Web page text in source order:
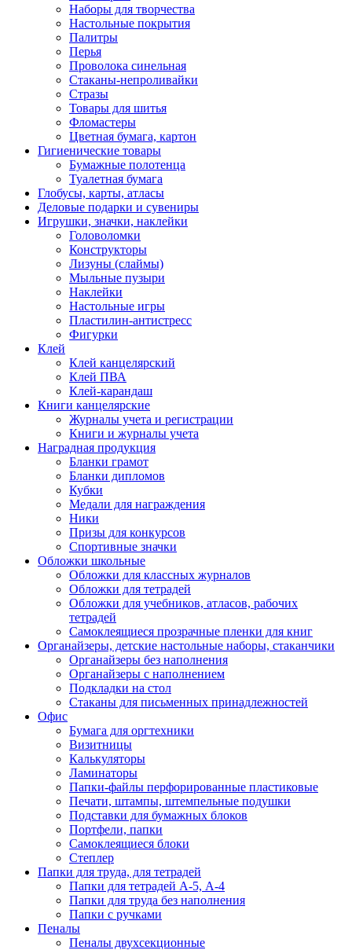
Наборы для творчества
Настольные покрытия
Палитры
Перья
Проволока синельная
Стаканы-непроливайки
Стразы
Товары для шитья
Фломастеры
Цветная бумага, картон
Гигиенические товары
Бумажные полотенца
Туалетная бумага
Глобусы, карты, атласы
Деловые подарки и сувениры
Игрушки, значки, наклейки
Головоломки
Конструкторы
Лизуны (слаймы)
Мыльные пузыри
Наклейки
Настольные игры
Пластилин-антистресс
Фигурки
Клей
Клей канцелярский
Клей ПВА
Клей-карандаш
Книги канцелярские
Журналы учета и регистрации
Книги и журналы учета
Наградная продукция
Бланки грамот
Бланки дипломов
Кубки
Медали для награждения
Ники
Призы для конкурсов
Спортивные значки
Обложки школьные
Обложки для классных журналов
Обложки для тетрадей
Обложки для учебников, атласов, рабочих
тетрадей
Самоклеящиеся прозрачные пленки для книг
Органайзеры, детские настольные наборы, стаканчики
Органайзеры без наполнения
Органайзеры с наполнением
Подкладки на стол
Стаканы для письменных принадлежностей
Офис
Бумага для оргтехники
Визитницы
Калькуляторы
Ламинаторы
Папки-файлы перфорированные пластиковые
Печати, штампы, штемпельные подушки
Подставки для бумажных блоков
Портфели, папки
Самоклеящиеся блоки
Степлер
Папки для труда, для тетрадей
Папки для тетрадей А-5, А-4
Папки для труда без наполнения
Папки с ручками
Пеналы
Пеналы двухсекционные